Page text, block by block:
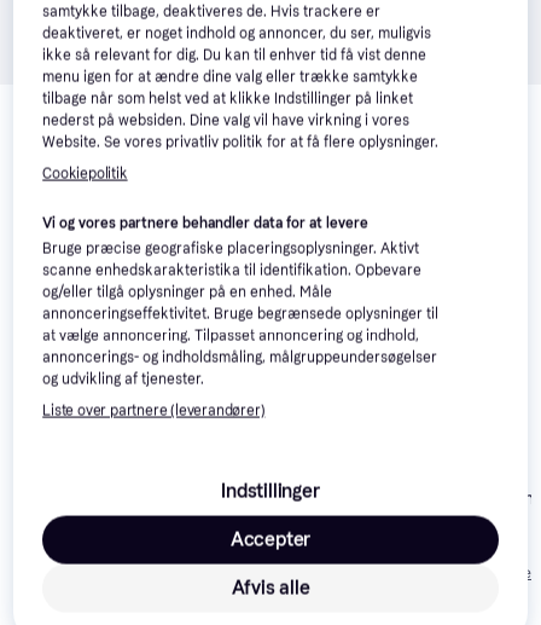
Relaterede produkter
Se vores forslag til andre produkter, der matcher dine
interesser. Vis alle
299 kr.
Black/White
Eller 3 betalinger af 266 kr.
Everlast
Trunks, 23 In
Eller 3 betalinger
samtykke tilbage, deaktiveres de. Hvis trackere er
deaktiveret, er noget indhold og annoncer, du ser, muligvis
ikke så relevant for dig. Du kan til enhver tid få vist denne
menu igen for at ændre dine valg eller trække samtykke
tilbage når som helst ved at klikke Indstillinger på linket
nederst på websiden. Dine valg vil have virkning i vores
Website. Se vores privatliv politik for at få flere oplysninger.
Cookiepolitik
Vi og vores partnere behandler data for at levere
Bruge præcise geografiske placeringsoplysninger. Aktivt
scanne enhedskarakteristika til identifikation. Opbevare
og/eller tilgå oplysninger på en enhed. Måle
annonceringseffektivitet. Bruge begrænsede oplysninger til
at vælge annoncering. Tilpasset annoncering og indhold,
annoncerings- og indholdsmåling, målgruppeundersøgelser
og udvikling af tjenester.
Liste over partnere (leverandører)
Indstillinger
Afvis alle
Accepter